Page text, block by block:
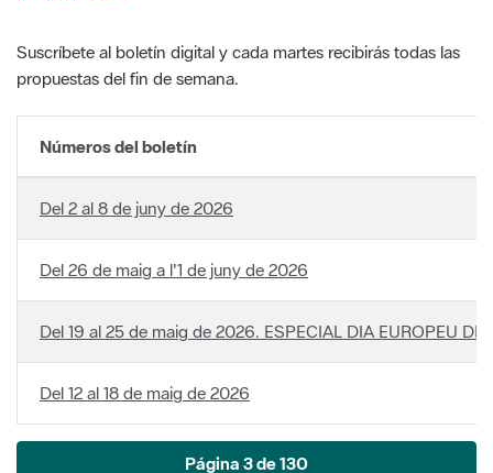
Números del boletín
Página 3 de 130
Anterior Siguiente